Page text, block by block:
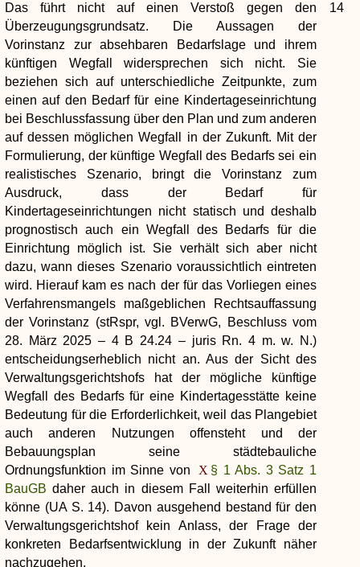
14
Das führt nicht auf einen Verstoß gegen den
Überzeugungsgrundsatz. Die Aussagen der
Vorinstanz zur absehbaren Bedarfslage und ihrem
künftigen Wegfall widersprechen sich nicht. Sie
beziehen sich auf unterschiedliche Zeitpunkte, zum
einen auf den Bedarf für eine Kindertageseinrichtung
bei Beschlussfassung über den Plan und zum anderen
auf dessen möglichen Wegfall in der Zukunft. Mit der
Formulierung, der künftige Wegfall des Bedarfs sei ein
realistisches Szenario, bringt die Vorinstanz zum
Ausdruck, dass der Bedarf für
Kindertageseinrichtungen nicht statisch und deshalb
prognostisch auch ein Wegfall des Bedarfs für die
Einrichtung möglich ist. Sie verhält sich aber nicht
dazu, wann dieses Szenario voraussichtlich eintreten
wird. Hierauf kam es nach der für das Vorliegen eines
Verfahrensmangels maßgeblichen Rechtsauffassung
der Vorinstanz (stRspr, vgl. BVerwG, Beschluss vom
28. März 2025 – 4 B 24.24 – juris Rn. 4 m. w. N.)
entscheidungserheblich nicht an. Aus der Sicht des
Verwaltungsgerichtshofs hat der mögliche künftige
Wegfall des Bedarfs für eine Kindertagesstätte keine
Bedeutung für die Erforderlichkeit, weil das Plangebiet
auch anderen Nutzungen offensteht und der
Bebauungsplan seine städtebauliche
Ordnungsfunktion im Sinne von
§ 1 Abs. 3 Satz 1
BauGBdaher auch in diesem Fall weiterhin erfüllen
könne (UA S. 14). Davon ausgehend bestand für den
Verwaltungsgerichtshof kein Anlass, der Frage der
konkreten Bedarfsentwicklung in der Zukunft näher
nachzugehen.